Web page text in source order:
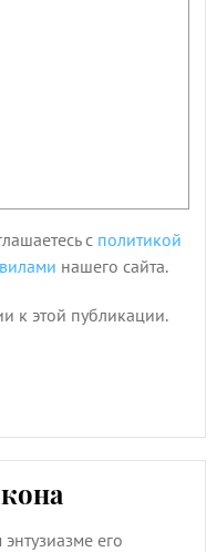
с политикой
нашего сайта.
к этой публикации.
его